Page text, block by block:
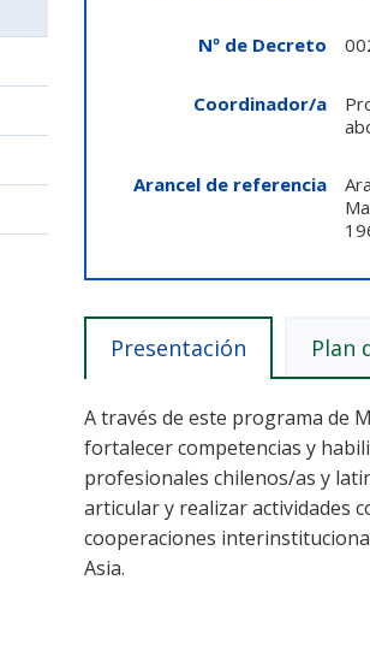
Nº de Decreto
Coordinador/a
Arancel de referencia
Presentación Plan
A través de este programa de
fortalecer competencias y
profesionales chilenos/as y
articular y realizar actividades
cooperaciones
Asia.